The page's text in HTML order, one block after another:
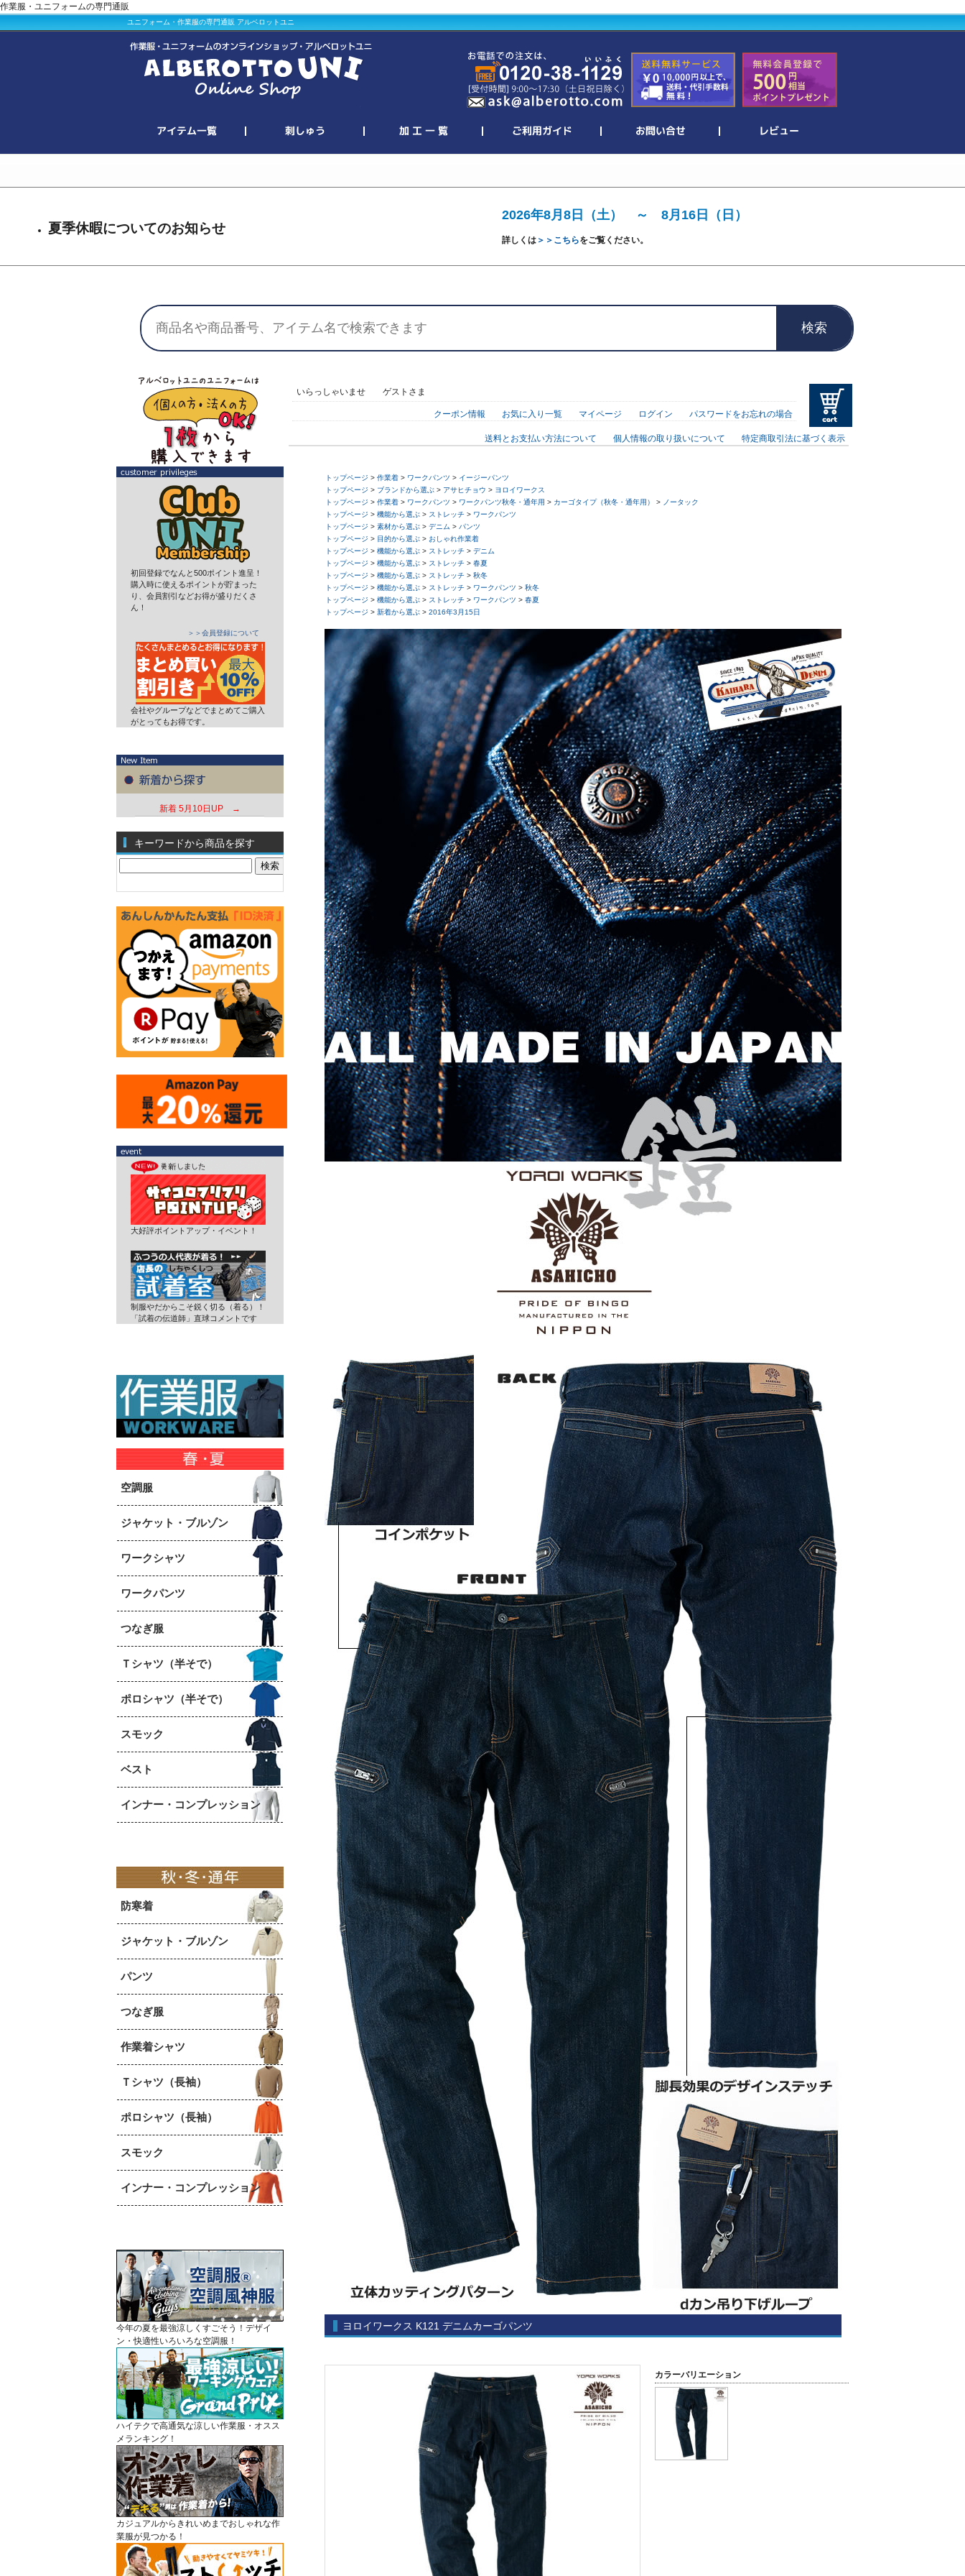
作業服・ユニフォームの専門通販
ユニフォーム・作業服の専門通販 アルベロットユニ
夏季休暇についてのお知らせ
2026年8月8日（土） ～ 8月16日（日）
詳しくは＞＞こちらをご覧ください。
検索
初回登録でなんと500ポイント進呈！
購入時に使えるポイントが貯まった
り、会員割引などお得が盛りだくさ
ん！
＞＞会員登録について
会社やグループなどでまとめてご購入
がとってもお得です。
新着 5月10日UP →
キーワードから商品を探す
大好評ポイントアップ・イベント！
制服やだからこそ鋭く切る（着る）！
「試着の伝道師」直球コメントです
空調服
ジャケット・ブルゾン
ワークシャツ
ワークパンツ
つなぎ服
Ｔシャツ（半そで）
ポロシャツ（半そで）
スモック
ベスト
インナー・コンプレッション
防寒着
ジャケット・ブルゾン
パンツ
つなぎ服
作業着シャツ
Ｔシャツ（長袖）
ポロシャツ（長袖）
スモック
インナー・コンプレッション
今年の夏を最強涼しくすごそう！デザイ
ン・快適性いろいろな空調服！
ハイテクで高通気な涼しい作業服・オスス
メランキング！
カジュアルからきれいめまでおしゃれな作
業服が見つかる！
いらっしゃいませ ゲストさま
クーポン情報 お気に入り一覧 マイページ ログイン パスワードをお忘れの場合
送料とお支払い方法について 個人情報の取り扱いについて 特定商取引法に基づく表示
トップページ > 作業着 > ワークパンツ > イージーパンツ
トップページ > ブランドから選ぶ > アサヒチョウ > ヨロイワークス
トップページ > 作業着 > ワークパンツ > ワークパンツ秋冬・通年用 > カーゴタイプ（秋冬・通年用） > ノータック
トップページ > 機能から選ぶ > ストレッチ > ワークパンツ
トップページ > 素材から選ぶ > デニム > パンツ
トップページ > 目的から選ぶ > おしゃれ作業着
トップページ > 機能から選ぶ > ストレッチ > デニム
トップページ > 機能から選ぶ > ストレッチ > 春夏
トップページ > 機能から選ぶ > ストレッチ > 秋冬
トップページ > 機能から選ぶ > ストレッチ > ワークパンツ > 秋冬
トップページ > 機能から選ぶ > ストレッチ > ワークパンツ > 春夏
トップページ > 新着から選ぶ > 2016年3月15日
ヨロイワークス K121 デニムカーゴパンツ
カラーバリエーション